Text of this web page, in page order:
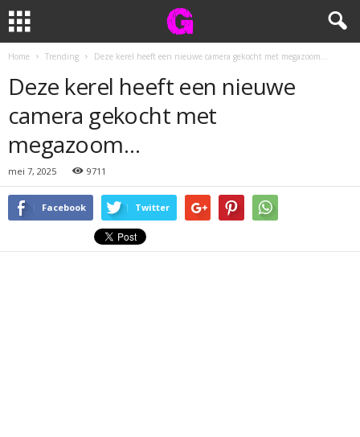
Home Trending Deze kerel heeft een nieuwe camera gekocht met megazoom…
Deze kerel heeft een nieuwe
camera gekocht met
megazoom…
mei 7, 2025 9711
Facebook Twitter